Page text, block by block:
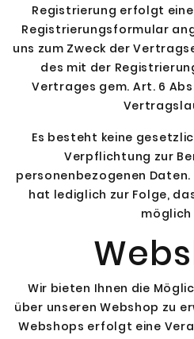
Registrierung erfolgt
Registrierungsformular
uns zum Zweck der
des mit der
Vertrages gem. Art. 6
Es besteht keine
Verpflichtung zur
personenbezogenen
hat lediglich zur Folge,
möglich
Wir bieten Ihnen die
über unseren Webshop zu
Webshops erfolgt eine